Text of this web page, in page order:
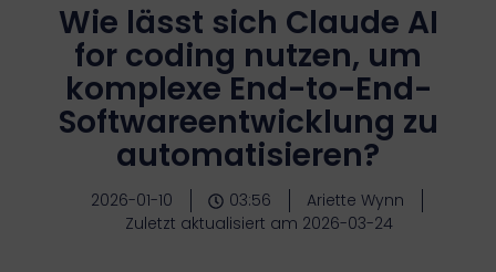
Wie lässt sich Claude AI
for coding nutzen, um
komplexe End-to-End-
Softwareentwicklung zu
automatisieren?
2026-01-10 03:56
Ariette Wynn
Zuletzt aktualisiert am 2026-03-24